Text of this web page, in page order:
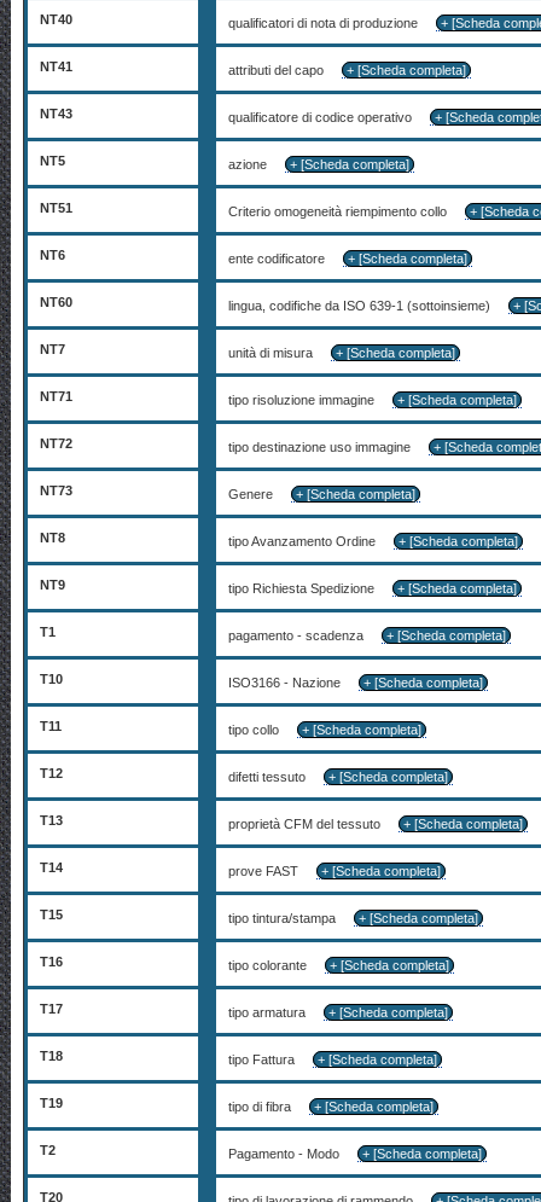
NT40 qualificatori di nota di produzione + [Scheda
NT41 attributi del capo + [Scheda completa]
NT43 qualificatore di codice operativo + [Scheda
NT5 azione + [Scheda completa]
NT51 Criterio omogeneità riempimento collo + [Scheda
NT6 ente codificatore + [Scheda completa]
NT60 lingua, codifiche da ISO 639-1 (sottoinsieme) +
NT7 unità di misura + [Scheda completa]
NT71 tipo risoluzione immagine + [Scheda completa]
NT72 tipo destinazione uso immagine + [Scheda
NT73 Genere + [Scheda completa]
NT8 tipo Avanzamento Ordine + [Scheda completa]
NT9 tipo Richiesta Spedizione + [Scheda completa]
T1 pagamento - scadenza + [Scheda completa]
T10 ISO3166 - Nazione + [Scheda completa]
T11 tipo collo + [Scheda completa]
T12 difetti tessuto + [Scheda completa]
T13 proprietà CFM del tessuto + [Scheda completa]
T14 prove FAST + [Scheda completa]
T15 tipo tintura/stampa + [Scheda completa]
T16 tipo colorante + [Scheda completa]
T17 tipo armatura + [Scheda completa]
T18 tipo Fattura + [Scheda completa]
T19 tipo di fibra + [Scheda completa]
T2 Pagamento - Modo + [Scheda completa]
T20